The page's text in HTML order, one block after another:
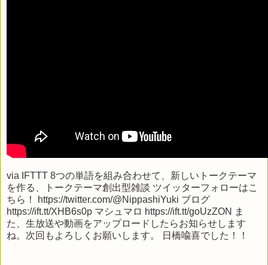
via IFTTT 8つの単語を組み合わせて、新しいトークテーマ
を作る、トークテーマ創出型雑談 ツイッターフォローはこ
ちら！ https://twitter.com/@NippashiYuki ブログ
https://ift.tt/XHB6s0p マシュマロ https://ift.tt/goUzZON ま
た、生放送や動画をアップロードしたらお知らせします
ね。次回もよろしくお願いします。 日橋喩喜でした！！